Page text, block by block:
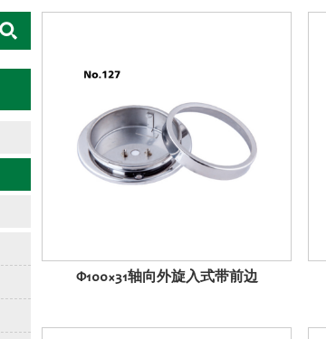
Φ100×31轴向外旋入式带前边